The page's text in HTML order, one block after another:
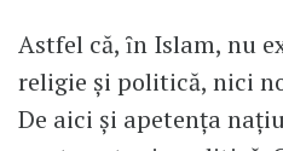
Astfel că, ȋn Islam, nu
religie şi politică, nici
De aici şi apetenţa